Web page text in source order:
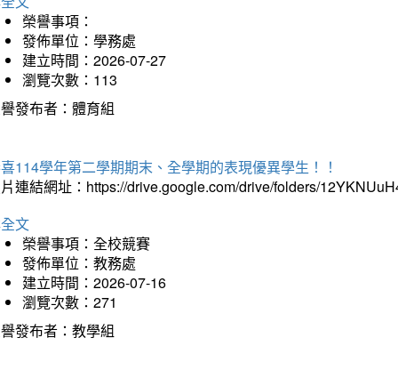
榮譽事項：
發佈單位：學務處
建立時間：2026-07-27
瀏覽次數：113
發布者：體育組
114學年第二學期期末、全學期的表現優異學生！！
連結網址：https://drive.google.com/drive/folders/
文
榮譽事項：全校競賽
發佈單位：教務處
建立時間：2026-07-16
瀏覽次數：271
發布者：教學組